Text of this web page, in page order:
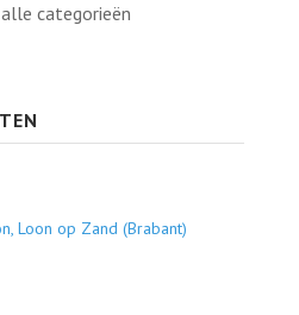
categorieën
Loon op Zand (Brabant)